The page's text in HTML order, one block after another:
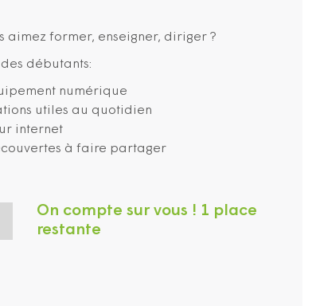
aimez former, enseigner, diriger ?
débutants:
numérique
utiles au quotidien
internet
à faire partager
On compte sur vous ! 1 place
restante